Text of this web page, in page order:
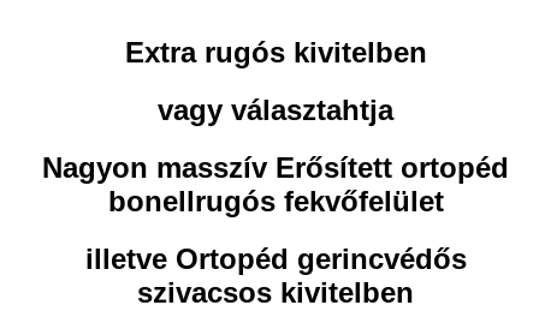
Extra rugós kivitelben
vagy választahtja
Nagyon masszív Erősített ortopéd
bonellrugós fekvőfelület
illetve Ortopéd gerincvédős
szivacsos kivitelben